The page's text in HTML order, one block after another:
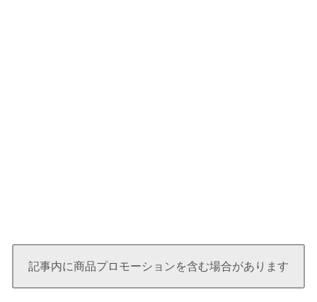
記事内に商品プロモーションを含む場合があります